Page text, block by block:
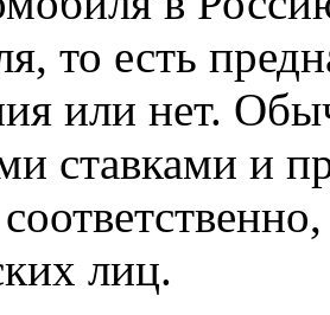
то есть
или нет.
ставками и
лиц.